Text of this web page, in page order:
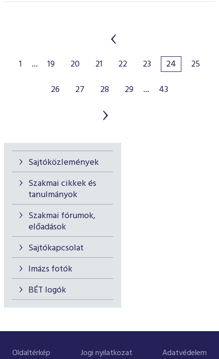
Sajtóközlemények
Szakmai cikkek és
tanulmányok
Szakmai fórumok,
előadások
Sajtókapcsolat
Imázs fotók
BÉT logók
1 ... 19 20 21 22 23 24
25
26
27 28 29 ... 43
Oldaltérkép Jogi nyilatkozat Adatvédelem